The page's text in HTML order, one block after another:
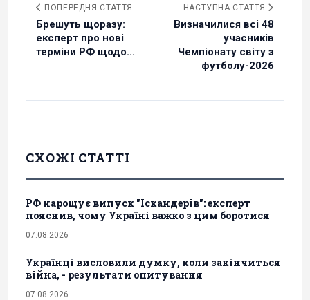
ПОПЕРЕДНЯ СТАТТЯ
Брешуть щоразу:
експерт про нові
терміни РФ щодо...
НАСТУПНА СТАТТЯ
Визначилися всі 48
учасників
Чемпіонату світу з
футболу-2026
СХОЖІ СТАТТІ
РФ нарощує випуск "Іскандерів": експерт
пояснив, чому Україні важко з цим боротися
07.08.2026
Українці висловили думку, коли закінчиться
війна, - результати опитування
07.08.2026